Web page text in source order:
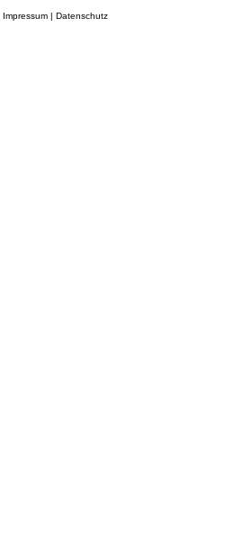
Impressum | Datenschutz